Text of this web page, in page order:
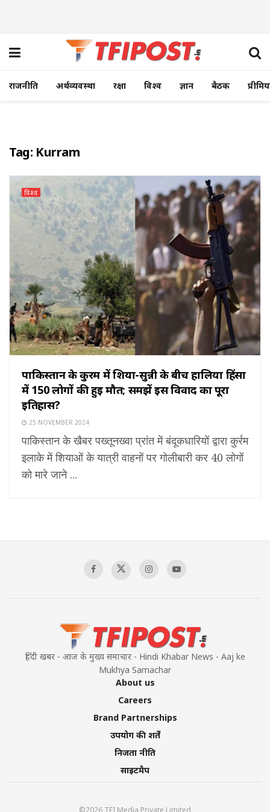
राजनीति अर्थव्यवस्था रक्षा विश्व ज्ञान बैठक
Tag: Kurram
विश्व
पाकिस्तान के कुर्रम में शिया-सुन्नी के बीच हालिया हिंसा
में 150 लोगों की हुई मौत; समझें इस विवाद का पूरा
इतिहास?
25 NOVEMBER 2024
पाकिस्तान के खैबर पख्तूनख्वा प्रांत में बंदूकधारियों द्वारा कुर्रम
इलाके में शियाओं के यात्री वाहनों पर गोलीबारी कर 40 लोगों
को मारे जाने ...
हिंदी खबर - आज के मुख्य समाचार - Hindi Khabar News - Aaj ke
Mukhya Samachar
About us
Careers
Brand Partnerships
उपयोग की शर्तें
निजता नीति
साइटमैप